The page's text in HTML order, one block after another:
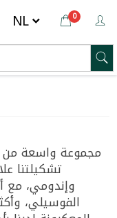
0
مجموعة واسعة من
تشكيلتنا
وإندومي، مع
الفوسيلي،